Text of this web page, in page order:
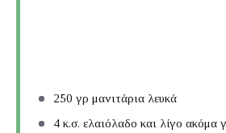
250 γρ μανιτάρια λευκά
4 κ.σ. ελαιόλαδο και λίγο ακόμα